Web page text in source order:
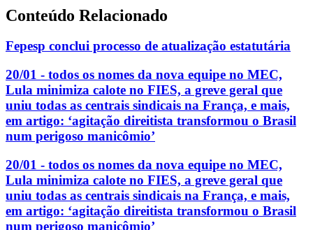
Conteúdo Relacionado
Fepesp conclui processo de atualização estatutária
20/01 - todos os nomes da nova equipe no MEC,
Lula minimiza calote no FIES, a greve geral que
uniu todas as centrais sindicais na França, e mais,
em artigo: ‘agitação direitista transformou o Brasil
num perigoso manicômio’
20/01 - todos os nomes da nova equipe no MEC,
Lula minimiza calote no FIES, a greve geral que
uniu todas as centrais sindicais na França, e mais,
em artigo: ‘agitação direitista transformou o Brasil
num perigoso manicômio’